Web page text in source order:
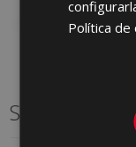
Series
Política de